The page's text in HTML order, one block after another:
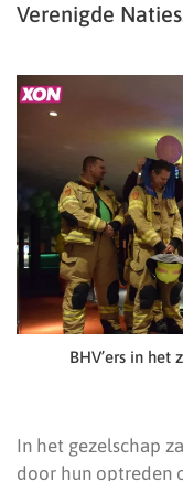
Verenigde
BHV’ers in
In het gezelschap
door hun optreden